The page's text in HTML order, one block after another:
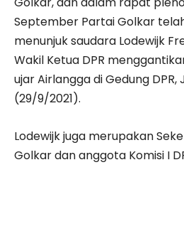
September Partai Golkar
menunjuk saudara Lodewijk
Wakil Ketua DPR
ujar Airlangga di Gedung DPR,
(29/9/2021).
Lodewijk juga merupakan
Golkar dan anggota Komisi I